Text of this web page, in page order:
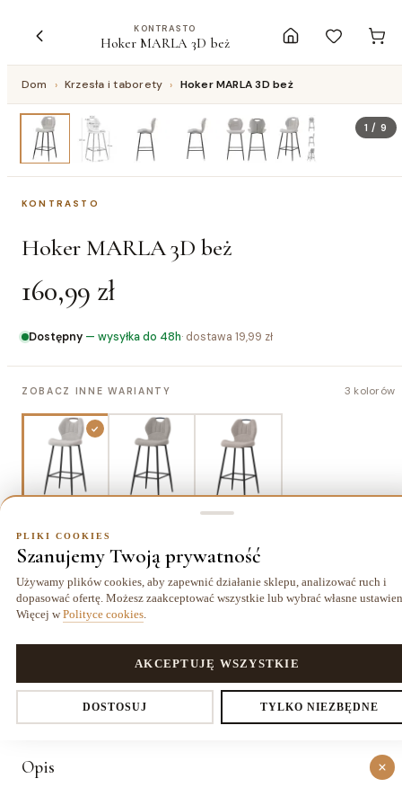
KONTRASTO
Hoker MARLA 3D beż
Dom › Krzesła i taborety › Hoker MARLA 3D beż
1 /9
KONTRASTO
Hoker MARLA 3D beż
160,99 zł
Dostępny — wysyłka do 48h· dostawa 19,99 zł
ZOBACZ INNE WARIANTY 3 kolorów
Taupe
Dostawa kurierem
19,99 zł
14 dni Gwarancja
Szczegóły
Opis
PLIKI COOKIES
Szanujemy Twoją prywatność
Używamy plików cookies, aby zapewnić działanie sklepu, analizować ruch i
dopasować ofertę. Możesz zaakceptować wszystkie lub wybrać własne
Więcej w Polityce cookies
DOSTOSUJ TYLKO NIEZBĘDNE
AKCEPTUJĘ WSZYSTKIE
Ustawienia prywatności